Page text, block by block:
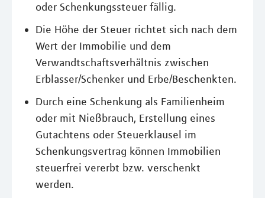
oder Schenkungssteuer fällig.
Die Höhe der Steuer richtet sich nach dem
Wert der Immobilie und dem
Verwandtschaftsverhältnis zwischen
Erblasser/Schenker und Erbe/Beschenkten.
Durch eine Schenkung als Familienheim
oder mit Nießbrauch, Erstellung eines
Gutachtens oder Steuerklausel im
Schenkungsvertrag können Immobilien
steuerfrei vererbt bzw. verschenkt
werden.